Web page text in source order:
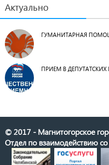
Актуально
ГУМАНИТАРНАЯ
ПРИЕМ В ДЕПУТАТСКИХ
© 2017 - Магнитогорское
Отдел по взаимодействию